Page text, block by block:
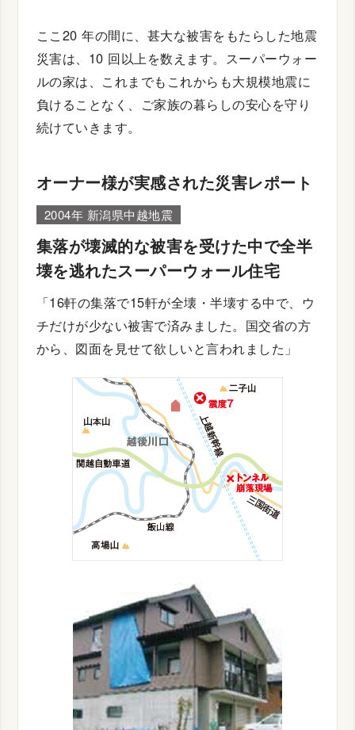
ここ20 年の間に、甚大な被害をもたらした地震
災害は、10 回以上を数えます。スーパーウォー
ルの家は、これまでもこれからも大規模地震に
負けることなく、ご家族の暮らしの安心を守り
続けていきます。
オーナー様が実感された災害レポート
2004年 新潟県中越地震
集落が壊滅的な被害を受けた中で全半
壊を逃れたスーパーウォール住宅
「16軒の集落で15軒が全壊・半壊する中で、ウ
チだけが少ない被害で済みました。国交省の方
から、図面を見せて欲しいと言われました」